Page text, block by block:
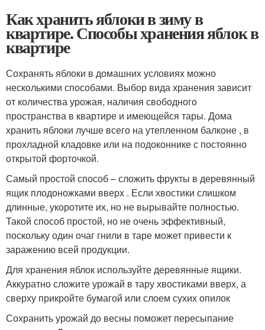
Как хранить яблоки в зиму в
квартире. Способы хранения яблок в
квартире
Сохранять яблоки в домашних условиях можно
несколькими способами. Выбор вида хранения зависит
от количества урожая, наличия свободного
пространства в квартире и имеющейся тары. Дома
хранить яблоки лучше всего на утепленном балконе , в
прохладной кладовке или на подоконнике с постоянно
открытой форточкой.
Самый простой способ – сложить фрукты в деревянный
ящик плодоножками вверх . Если хвостики слишком
длинные, укоротите их, но не вырывайте полностью.
Такой способ простой, но не очень эффективный,
поскольку один очаг гнили в таре может привести к
заражению всей продукции.
Для хранения яблок используйте деревянные ящики.
Аккуратно сложите урожай в тару хвостиками вверх, а
сверху прикройте бумагой или слоем сухих опилок
Сохранить урожай до весны поможет пересыпание